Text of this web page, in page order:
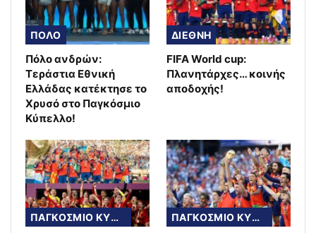
ΠΟΛΟ
Πόλο ανδρών:
Τεράστια Εθνική
Ελλάδας κατέκτησε το
Χρυσό στο Παγκόσμιο
Κύπελλο!
ΔΙΕΘΝΗ
FIFA World cup:
Πλανητάρχες… κοινής
αποδοχής!
ΠΑΓΚΟΣΜΙΟ ΚΥΠΕΛΛΟ ΠΑΓΚΟΣΜΙΟ ΚΥΠΕΛΛΟ